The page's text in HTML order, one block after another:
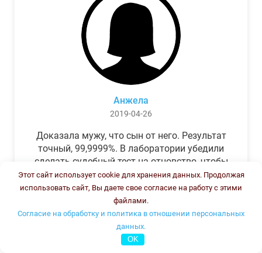
Анжела
2019-04-26
Доказала мужу, что сын от него. Результат
точный, 99,9999%. В лаборатории убедили
сделать судебный тест на отцовство, чтобы
можно было предъявить в суде. Результат
был готов через неделю, как и
обещали.Теперь муж бегает и извиняется.
Этот сайт использует cookie для хранения данных. Продолжая
использовать сайт, Вы даете свое согласие на работу с этими
файлами.
Согласие на обработку и политика в отношении персональных
данных.
OK